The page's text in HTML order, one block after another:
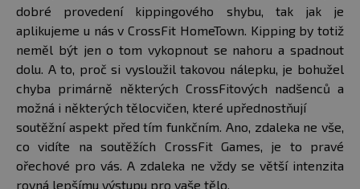
dobré provedení kippingového shybu, tak jak je
aplikujeme u nás v CrossFit HomeTown. Kipping by totiž
neměl být jen o tom vykopnout se nahoru a spadnout
dolu. A to, proč si vysloužil takovou nálepku, je bohužel
chyba primárně některých CrossFitových nadšenců a
možná i některých tělocvičen, které upřednostňují
soutěžní aspekt před tím funkčním. Ano, zdaleka ne vše,
co vidíte na soutěžích CrossFit Games, je to pravé
ořechové pro vás. A zdaleka ne vždy se větší intenzita
rovná lepšímu výstupu pro vaše tělo.